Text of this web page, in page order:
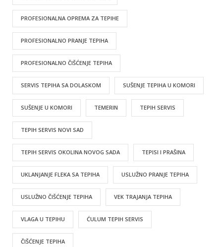
PROFESIONALNA OPREMA ZA TEPIHE
PROFESIONALNO PRANJE TEPIHA
PROFESIONALNO ČIŠĆENJE TEPIHA
SERVIS TEPIHA SA DOLASKOM SUŠENJE TEPIHA U KOMORI
SUŠENJE U KOMORI TEMERIN TEPIH SERVIS
TEPIH SERVIS NOVI SAD
TEPIH SERVIS OKOLINA NOVOG SADA TEPISI I PRAŠINA
UKLANJANJE FLEKA SA TEPIHA USLUŽNO PRANJE TEPIHA
USLUŽNO ČIŠĆENJE TEPIHA VEK TRAJANJA TEPIHA
VLAGA U TEPIHU ĆULUM TEPIH SERVIS
ČIŠĆENJE TEPIHA